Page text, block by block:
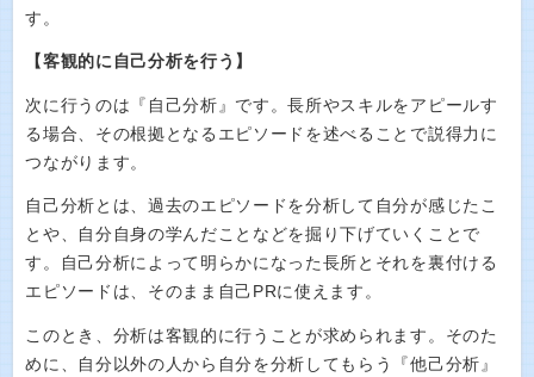
す。
【客観的に自己分析を行う】
次に行うのは『自己分析』です。長所やスキルをアピールす
る場合、その根拠となるエピソードを述べることで説得力に
つながります。
自己分析とは、過去のエピソードを分析して自分が感じたこ
とや、自分自身の学んだことなどを掘り下げていくことで
す。自己分析によって明らかになった長所とそれを裏付ける
エピソードは、そのまま自己PRに使えます。
このとき、分析は客観的に行うことが求められます。そのた
めに、自分以外の人から自分を分析してもらう『他己分析』